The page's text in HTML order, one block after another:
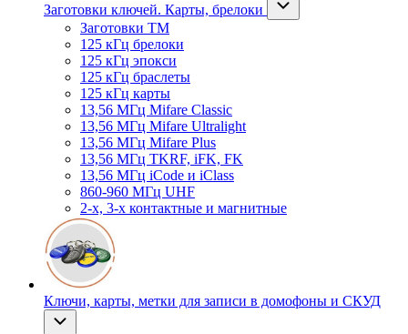
Заготовки ключей. Карты, брелоки
Заготовки ТМ
125 кГц брелоки
125 кГц эпокси
125 кГц браслеты
125 кГц карты
13,56 МГц Mifare Classic
13,56 МГц Mifare Ultralight
13,56 МГц Mifare Plus
13,56 МГц TKRF, iFK, FK
13,56 МГц iCode и iClass
860-960 МГц UHF
2-х, 3-х контактные и магнитные
Ключи, карты, метки для записи в домофоны и СКУД